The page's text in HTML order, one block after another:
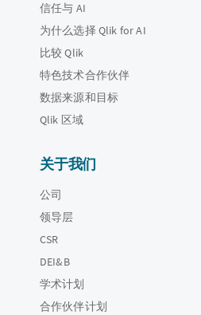
信任与 AI
为什么选择 Qlik for AI
比较 Qlik
特色技术合作伙伴
数据来源和目标
Qlik 区域
关于我们
公司
领导层
CSR
DEI&B
学术计划
合作伙伴计划